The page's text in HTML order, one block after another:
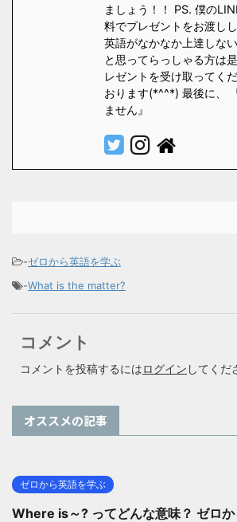
ましょう！！ PS. 僕の
料でプレゼントをお渡し
英語がなかなか上達しな
と思ってらっしゃる方は
レゼントを受け取ってく
おります(*^^*) 最後に、
ません』
-ゼロから英語を学ぶ
-What is the matter?
コメント
コメントを投稿するにはログイン してくだ
オススメの記事
ゼロから英語を学ぶ
Where is～? ってどんな意味？ ゼロか